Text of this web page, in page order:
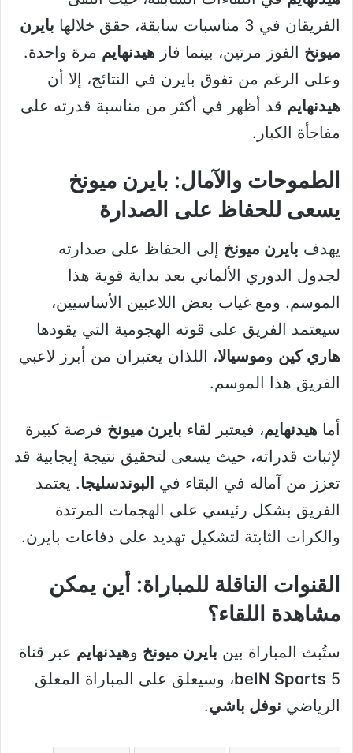
الفريقان في 3 مناسبات سابقة، حقق خلالها
بايرن
ميونخ الفوز مرتين، بينما فاز هيدنهايم مرة واحدة.
وعلى الرغم من تفوق بايرن في النتائج، إلا أن
هيدنهايم قد أظهر في أكثر من مناسبة قدرته على
مفاجأة الكبار.
الطموحات والآمال: بايرن ميونخ
يسعى للحفاظ على الصدارة
يهدف بايرن ميونخ إلى الحفاظ على صدارته
لجدول الدوري الألماني بعد بداية قوية هذا
الموسم. ومع غياب بعض اللاعبين الأساسيين،
سيعتمد الفريق على قوته الهجومية التي يقودها
هاري كين وموسيالا، اللذان يعتبران من أبرز لاعبي
الفريق هذا الموسم.
أما هيدنهايم، فيعتبر لقاء بايرن ميونخ فرصة كبيرة
لإثبات قدراته، حيث يسعى لتحقيق نتيجة إيجابية قد
تعزز من آماله في البقاء في البوندسليجا. يعتمد
الفريق بشكل رئيسي على الهجمات المرتدة
والكرات الثابتة لتشكيل تهديد على دفاعات بايرن.
القنوات الناقلة للمباراة: أين يمكن
مشاهدة اللقاء؟
ستُبث المباراة بين بايرن ميونخ وهيدنهايم عبر قناة
beIN Sports5، وسيعلق على المباراة المعلق
الرياضي نوفل باشي.